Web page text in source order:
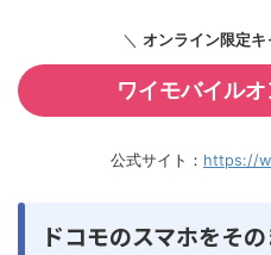
＼ オンライン限定
ワイモバイル
公式サイト： https://
ドコモのスマホをそ